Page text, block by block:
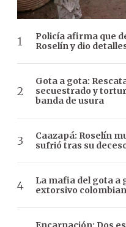
Policía afirma que
Roselín y dio
Gota a gota:
secuestrado y
banda de usura
Caazapá: Roselín
sufrió tras su
La mafia del gota a
extorsivo